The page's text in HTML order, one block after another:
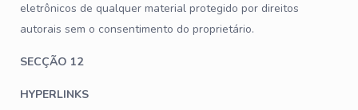
eletrônicos de qualquer material protegido por direitos
autorais sem o consentimento do proprietário.
SECÇÃO 12
HYPERLINKS